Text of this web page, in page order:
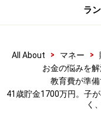
今のところ高校ま
学は私立文系と私
（8）働き方について
ラ
All About > マネー >
お金の悩みを
教育費が準
41歳貯金1700万円。子
く